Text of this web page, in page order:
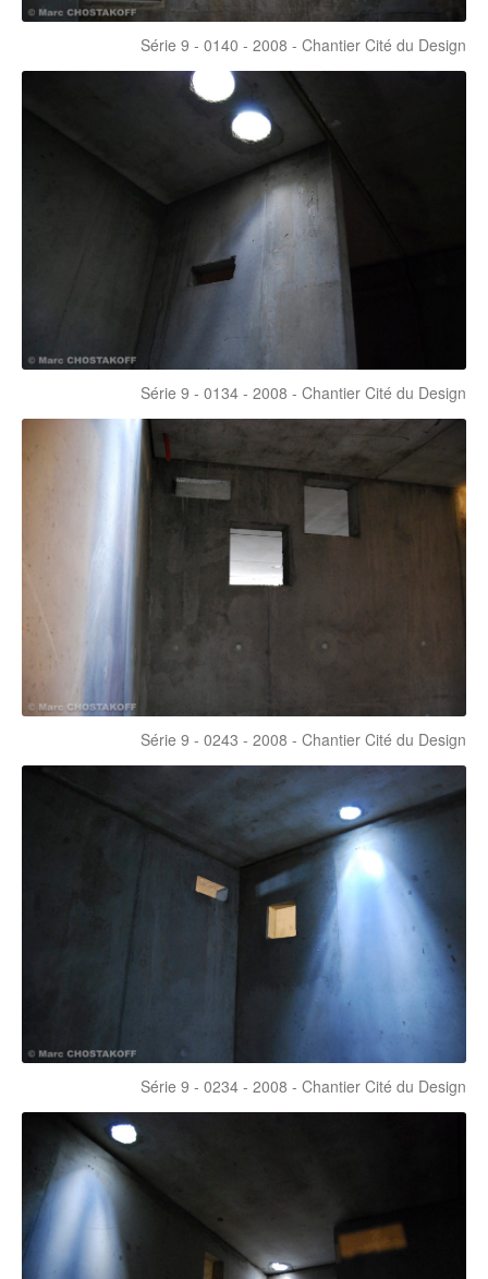
Série 9 - 0140 - 2008 - Chantier Cité du Design
Série 9 - 0134 - 2008 - Chantier Cité du Design
Série 9 - 0243 - 2008 - Chantier Cité du Design
Série 9 - 0234 - 2008 - Chantier Cité du Design